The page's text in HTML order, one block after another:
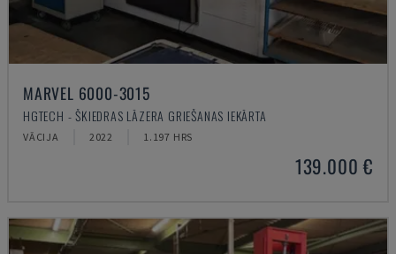
MARVEL 6000-3015
HGTECH - ŠĶIEDRAS LĀZERA GRIEŠANAS IEKĀRTA
VĀCIJA 2022 1.197 HRS
139.000 €